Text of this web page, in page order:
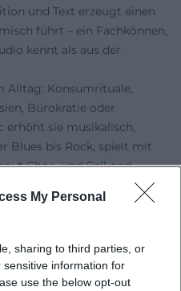
My Personal
sharing to third parties, or
information for
use the below opt-out
und Text erzeugt einen
führt – ein Fachkönnen,
kennt als aus der
Alltag: Konsumrituale,
Bürokratie oder
erhöht sie musikalisch,
Blues bis Rock, spielt mit
Chor- und Call-and-
Parodien funktionieren nie
immer auch Kommentare
Effekt und der Kanon des